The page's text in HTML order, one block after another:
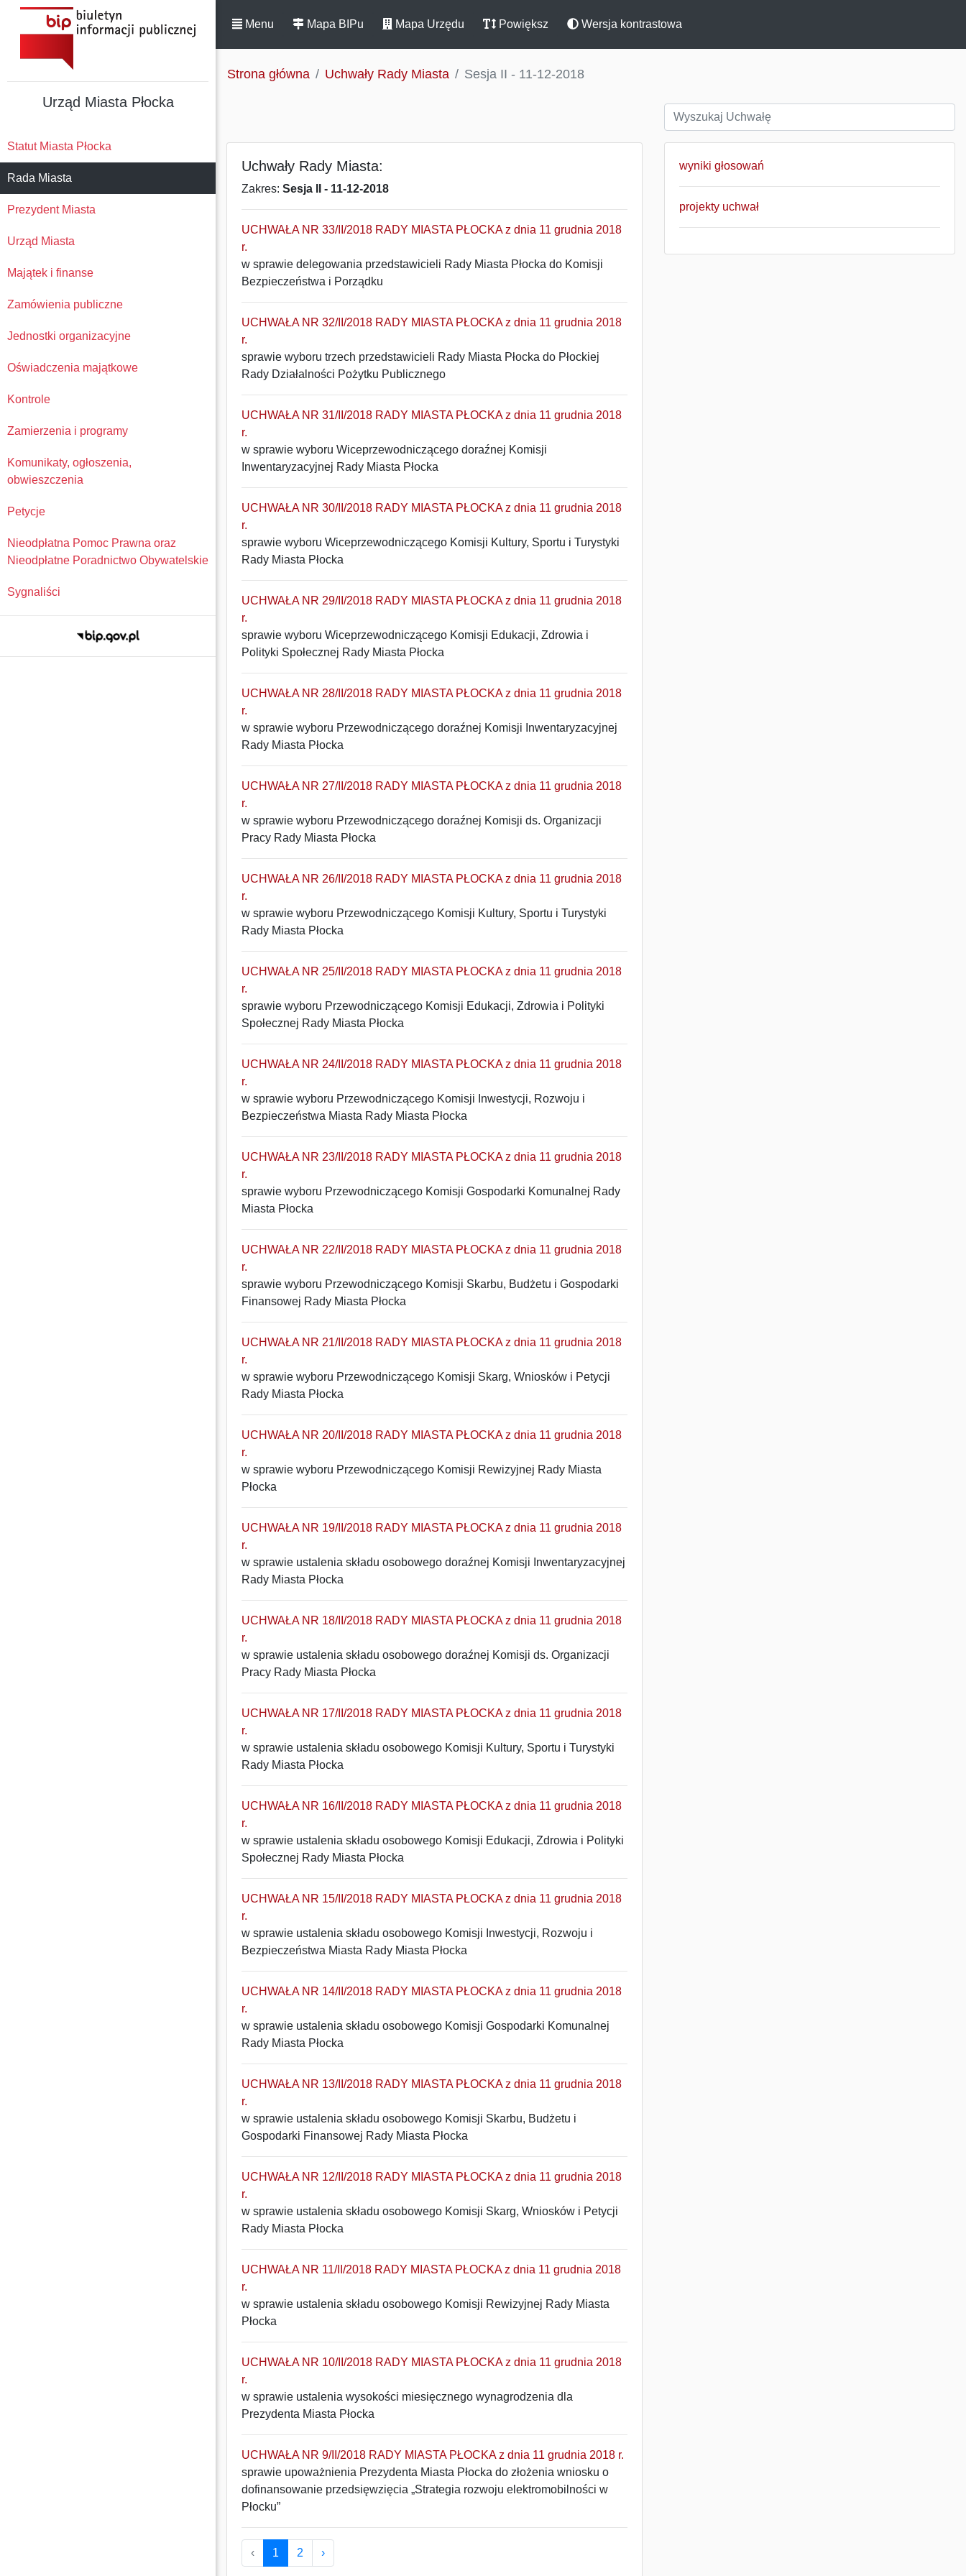
Urząd Miasta Płocka
Statut Miasta Płocka
Rada Miasta
Prezydent Miasta
Urząd Miasta
Majątek i finanse
Zamówienia publiczne
Jednostki organizacyjne
Oświadczenia majątkowe
Kontrole
Zamierzenia i programy
Komunikaty, ogłoszenia,
obwieszczenia
Petycje
Nieodpłatna Pomoc Prawna oraz
Nieodpłatne Poradnictwo Obywatelskie
Sygnaliści
Menu Mapa BIPu Mapa Urzędu Powiększ Wersja kontrastowa
Strona główna Uchwały Rady Miasta Sesja II - 11-12-2018
Uchwały Rady Miasta:
Zakres: Sesja II - 11-12-2018
UCHWAŁA NR 33/II/2018 RADY MIASTA PŁOCKA z dnia 11 grudnia 2018
r.
w sprawie delegowania przedstawicieli Rady Miasta Płocka do Komisji
Bezpieczeństwa i Porządku
UCHWAŁA NR 32/II/2018 RADY MIASTA PŁOCKA z dnia 11 grudnia 2018
r.
sprawie wyboru trzech przedstawicieli Rady Miasta Płocka do Płockiej
Rady Działalności Pożytku Publicznego
UCHWAŁA NR 31/II/2018 RADY MIASTA PŁOCKA z dnia 11 grudnia 2018
r.
w sprawie wyboru Wiceprzewodniczącego doraźnej Komisji
Inwentaryzacyjnej Rady Miasta Płocka
UCHWAŁA NR 30/II/2018 RADY MIASTA PŁOCKA z dnia 11 grudnia 2018
r.
sprawie wyboru Wiceprzewodniczącego Komisji Kultury, Sportu i Turystyki
Rady Miasta Płocka
UCHWAŁA NR 29/II/2018 RADY MIASTA PŁOCKA z dnia 11 grudnia 2018
r.
sprawie wyboru Wiceprzewodniczącego Komisji Edukacji, Zdrowia i
Polityki Społecznej Rady Miasta Płocka
UCHWAŁA NR 28/II/2018 RADY MIASTA PŁOCKA z dnia 11 grudnia 2018
r.
w sprawie wyboru Przewodniczącego doraźnej Komisji Inwentaryzacyjnej
Rady Miasta Płocka
UCHWAŁA NR 27/II/2018 RADY MIASTA PŁOCKA z dnia 11 grudnia 2018
r.
w sprawie wyboru Przewodniczącego doraźnej Komisji ds. Organizacji
Pracy Rady Miasta Płocka
UCHWAŁA NR 26/II/2018 RADY MIASTA PŁOCKA z dnia 11 grudnia 2018
r.
w sprawie wyboru Przewodniczącego Komisji Kultury, Sportu i Turystyki
Rady Miasta Płocka
UCHWAŁA NR 25/II/2018 RADY MIASTA PŁOCKA z dnia 11 grudnia 2018
r.
sprawie wyboru Przewodniczącego Komisji Edukacji, Zdrowia i Polityki
Społecznej Rady Miasta Płocka
UCHWAŁA NR 24/II/2018 RADY MIASTA PŁOCKA z dnia 11 grudnia 2018
r.
w sprawie wyboru Przewodniczącego Komisji Inwestycji, Rozwoju i
Bezpieczeństwa Miasta Rady Miasta Płocka
UCHWAŁA NR 23/II/2018 RADY MIASTA PŁOCKA z dnia 11 grudnia 2018
r.
sprawie wyboru Przewodniczącego Komisji Gospodarki Komunalnej Rady
Miasta Płocka
UCHWAŁA NR 22/II/2018 RADY MIASTA PŁOCKA z dnia 11 grudnia 2018
r.
sprawie wyboru Przewodniczącego Komisji Skarbu, Budżetu i Gospodarki
Finansowej Rady Miasta Płocka
UCHWAŁA NR 21/II/2018 RADY MIASTA PŁOCKA z dnia 11 grudnia 2018
r.
w sprawie wyboru Przewodniczącego Komisji Skarg, Wniosków i Petycji
Rady Miasta Płocka
UCHWAŁA NR 20/II/2018 RADY MIASTA PŁOCKA z dnia 11 grudnia 2018
r.
w sprawie wyboru Przewodniczącego Komisji Rewizyjnej Rady Miasta
Płocka
UCHWAŁA NR 19/II/2018 RADY MIASTA PŁOCKA z dnia 11 grudnia 2018
r.
w sprawie ustalenia składu osobowego doraźnej Komisji Inwentaryzacyjnej
Rady Miasta Płocka
UCHWAŁA NR 18/II/2018 RADY MIASTA PŁOCKA z dnia 11 grudnia 2018
r.
w sprawie ustalenia składu osobowego doraźnej Komisji ds. Organizacji
Pracy Rady Miasta Płocka
UCHWAŁA NR 17/II/2018 RADY MIASTA PŁOCKA z dnia 11 grudnia 2018
r.
w sprawie ustalenia składu osobowego Komisji Kultury, Sportu i Turystyki
Rady Miasta Płocka
UCHWAŁA NR 16/II/2018 RADY MIASTA PŁOCKA z dnia 11 grudnia 2018
r.
w sprawie ustalenia składu osobowego Komisji Edukacji, Zdrowia i Polityki
Społecznej Rady Miasta Płocka
UCHWAŁA NR 15/II/2018 RADY MIASTA PŁOCKA z dnia 11 grudnia 2018
r.
w sprawie ustalenia składu osobowego Komisji Inwestycji, Rozwoju i
Bezpieczeństwa Miasta Rady Miasta Płocka
UCHWAŁA NR 14/II/2018 RADY MIASTA PŁOCKA z dnia 11 grudnia 2018
r.
w sprawie ustalenia składu osobowego Komisji Gospodarki Komunalnej
Rady Miasta Płocka
UCHWAŁA NR 13/II/2018 RADY MIASTA PŁOCKA z dnia 11 grudnia 2018
r.
w sprawie ustalenia składu osobowego Komisji Skarbu, Budżetu i
Gospodarki Finansowej Rady Miasta Płocka
UCHWAŁA NR 12/II/2018 RADY MIASTA PŁOCKA z dnia 11 grudnia 2018
r.
w sprawie ustalenia składu osobowego Komisji Skarg, Wniosków i Petycji
Rady Miasta Płocka
UCHWAŁA NR 11/II/2018 RADY MIASTA PŁOCKA z dnia 11 grudnia 2018
r.
w sprawie ustalenia składu osobowego Komisji Rewizyjnej Rady Miasta
Płocka
UCHWAŁA NR 10/II/2018 RADY MIASTA PŁOCKA z dnia 11 grudnia 2018
r.
w sprawie ustalenia wysokości miesięcznego wynagrodzenia dla
Prezydenta Miasta Płocka
UCHWAŁA NR 9/II/2018 RADY MIASTA PŁOCKA z dnia 11 grudnia 2018 r.
sprawie upoważnienia Prezydenta Miasta Płocka do złożenia wniosku o
dofinansowanie przedsięwzięcia „Strategia rozwoju elektromobilności w
Płocku”
‹ 1 2 ›
wyniki głosowań
projekty uchwał